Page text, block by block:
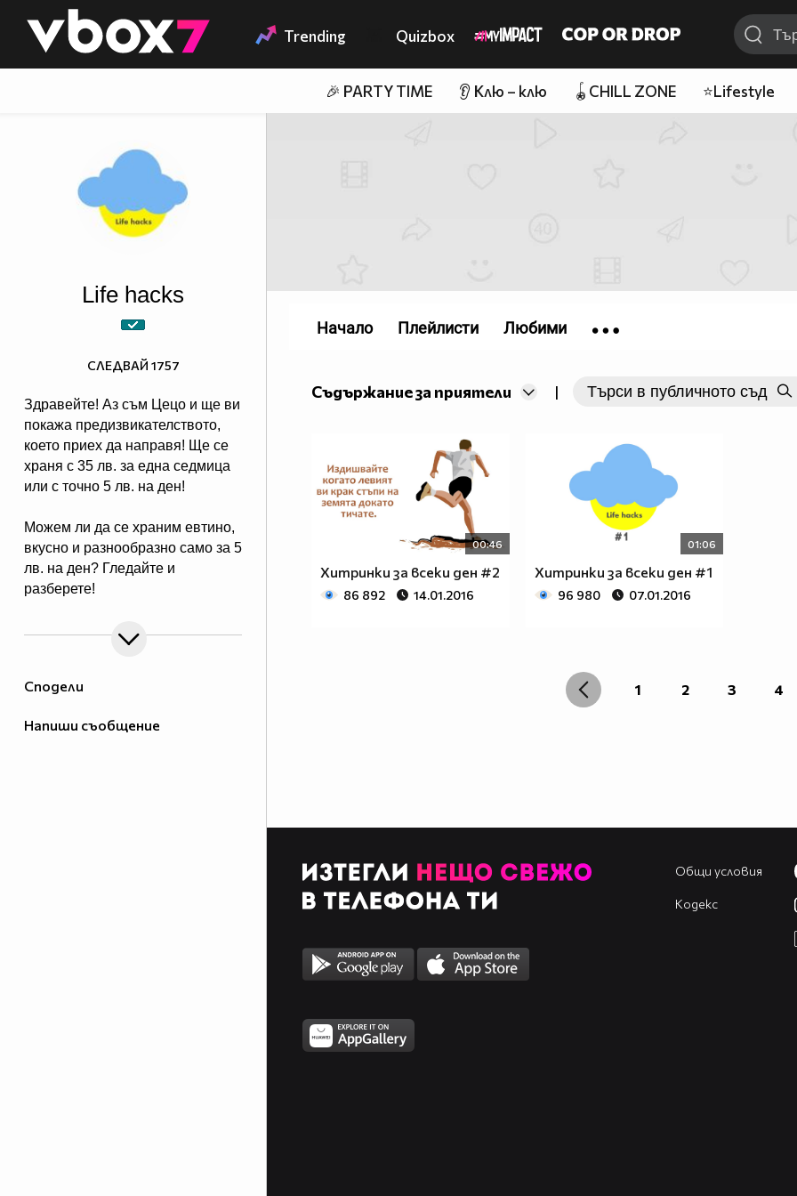
👾 Trending Quizbox
🎉 PARTY TIME 👂 Клю – клю 🪀CHILL ZONE ⭐Lifestyle
Сподели
Напиши съобщение
Life hacks
Здравейте! Аз съм Цецо и ще ви
покажа предизвикателството,
което приех да направя! Ще се
храня с 35 лв. за една седмица
или с точно 5 лв. на ден!
Можем ли да се храним евтино,
вкусно и разнообразно само за 5
лв. на ден? Гледайте и
разберете!
СЛЕДВАЙ 1757
Съдържание за приятели |
00:46
Хитринки за всеки ден #2
86 892 14.01.2016
01:06
Хитринки за всеки ден #1
96 980 07.01.2016
1 2 3 4
Начало Плейлисти Любими
Общи условия
Кодекс